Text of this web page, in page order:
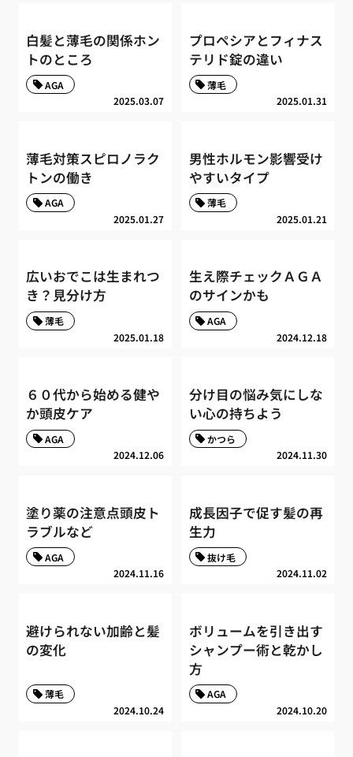
白髪と薄毛の関係ホン
トのところ
2025.03.07
AGA
プロペシアとフィナス
テリド錠の違い
2025.01.31
薄毛
薄毛対策スピロノラク
トンの働き
2025.01.27
AGA
男性ホルモン影響受け
やすいタイプ
2025.01.21
薄毛
広いおでこは生まれつ
き？見分け方
2025.01.18
薄毛
生え際チェックＡＧＡ
のサインかも
2024.12.18
AGA
６０代から始める健や
か頭皮ケア
2024.12.06
AGA
分け目の悩み気にしな
い心の持ちよう
2024.11.30
かつら
塗り薬の注意点頭皮ト
ラブルなど
2024.11.16
AGA
成長因子で促す髪の再
生力
2024.11.02
抜け毛
避けられない加齢と髪
の変化
2024.10.24
薄毛
ボリュームを引き出す
シャンプー術と乾かし
方
2024.10.20
AGA